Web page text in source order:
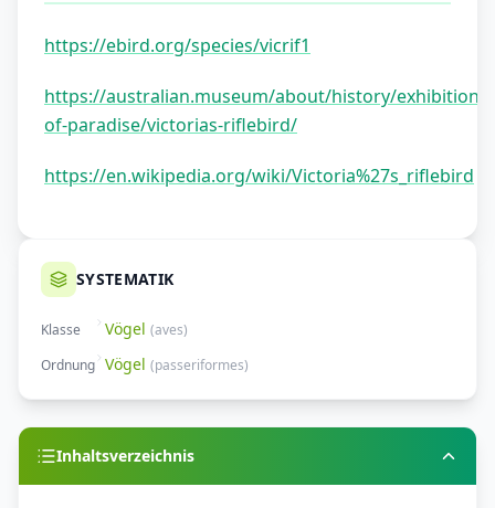
https://ebird.org/species/vicrif1
https://australian.museum/about/history/
of-paradise/victorias-riflebird/
https://en.wikipedia.org/wiki/Victoria%27s_riflebird
SYSTEMATIK
Klasse Vögel (aves)
Ordnung Vögel (passeriformes)
Inhaltsverzeichnis